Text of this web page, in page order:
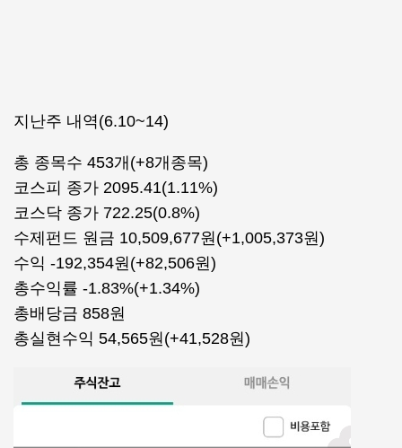
지난주 내역(6.10~14)
총 종목수 453개(+8개종목)
코스피 종가 2095.41(1.11%)
코스닥 종가 722.25(0.8%)
수제펀드 원금 10,509,677원(+1,005,373원)
수익 -192,354원(+82,506원)
총수익률 -1.83%(+1.34%)
총배당금 858원
총실현수익 54,565원(+41,528원)